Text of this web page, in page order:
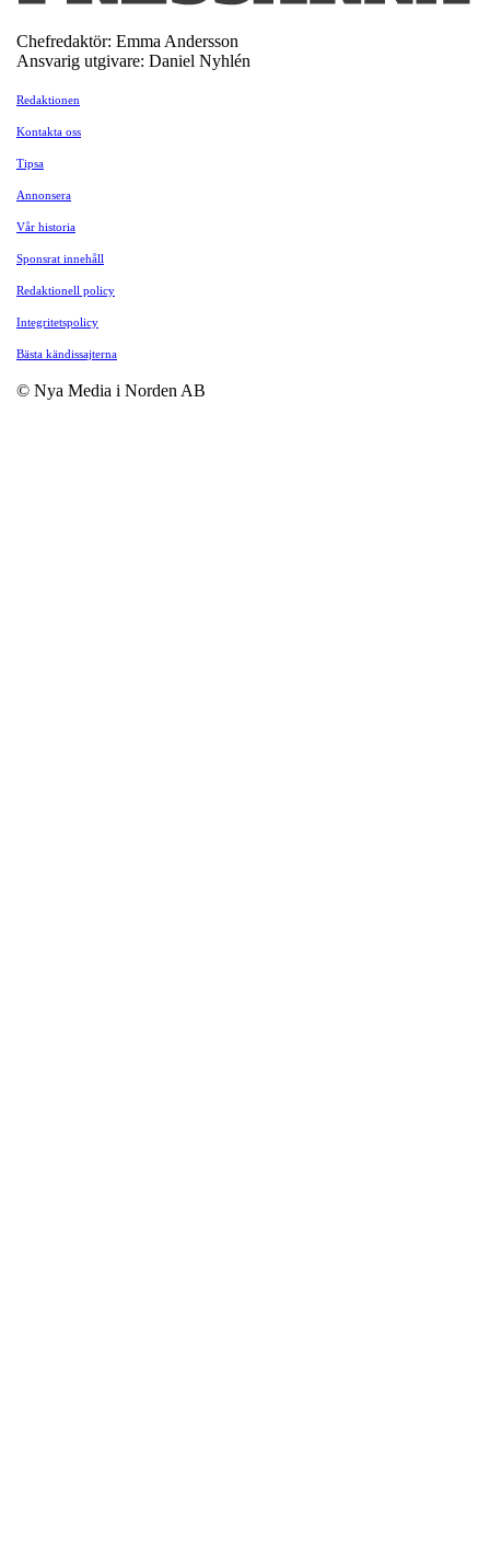
Chefredaktör: Emma Andersson
Ansvarig utgivare: Daniel Nyhlén
Redaktionen
Kontakta oss
Tipsa
Annonsera
Vår historia
Sponsrat innehåll
Redaktionell policy
Integritetspolicy
Bästa kändissajterna
© Nya Media i Norden AB